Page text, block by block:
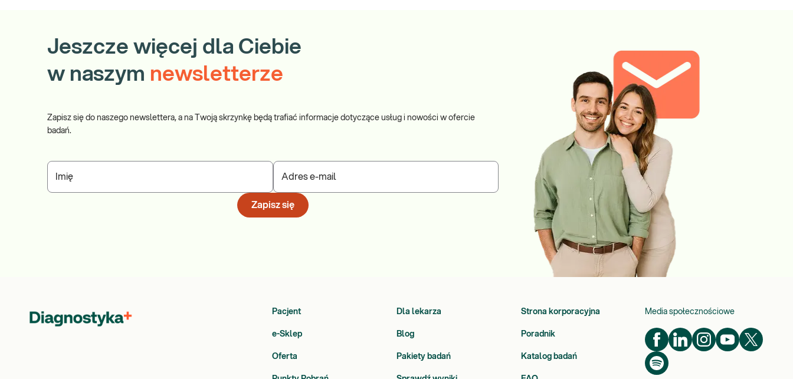
Jeszcze więcej dla Ciebie
w naszym newsletterze
Zapisz się do naszego newslettera, a na Twoją skrzynkę będą trafiać informacje dotyczące usług i nowości w ofercie
badań.
Imię Adres e-mail
Zapisz się
Pacjent Dla lekarza Strona korporacyjna
e-Sklep Blog Poradnik
Oferta Pakiety badań Katalog badań
Media społecznościowe